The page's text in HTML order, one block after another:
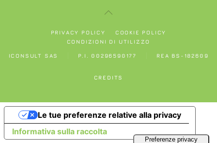
PRIVACY POLICY
COOKIE POLICY
CONDIZIONI DI UTILIZZO
ICONSULT SAS P.I. 00296590177 REA BS-182609
CREDITS
Informativa sulla raccolta
Le tue preferenze relative alla privacy